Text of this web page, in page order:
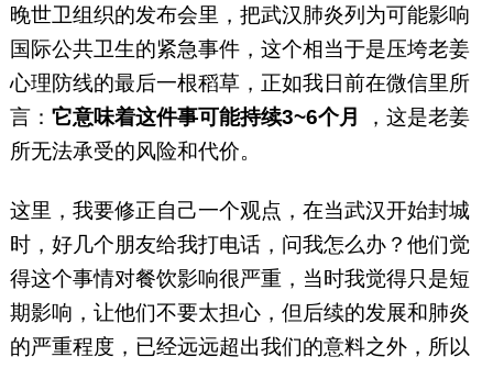
晚世卫组织的发布会里，把武汉肺炎列为可能影响
国际公共卫生的紧急事件，这个相当于是压垮老姜
心理防线的最后一根稻草，正如我日前在微信里所
言： 它意味着这件事可能持续3~6个月
，这是老姜
所无法承受的风险和代价。
这里，我要修正自己一个观点，在当武汉开始封城
时，好几个朋友给我打电话，问我怎么办？他们觉
得这个事情对餐饮影响很严重，当时我觉得只是短
期影响，让他们不要太担心，但后续的发展和肺炎
的严重程度，已经远远超出我们的意料之外，所以